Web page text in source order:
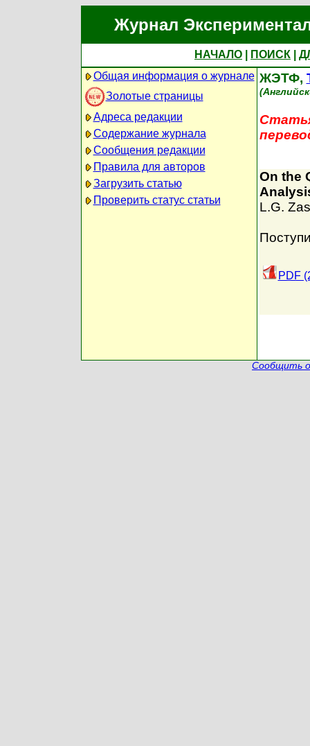
Журнал
НАЧАЛО ПОИСК
Общая информация о журнале
Золотые страницы
Адреса редакции
Содержание журнала
Сообщения редакции
Правила для авторов
Загрузить статью
Проверить статус статьи
ЖЭТФ,
On the
L.G.
PDF
Сообщить о